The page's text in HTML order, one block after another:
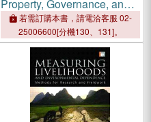
Property, Governance, and
Human Rights
若需訂購本書，請電洽客服 02-
25006600[分機130、131]。